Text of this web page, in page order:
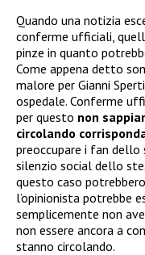
Quando una notizia
conferme ufficiali,
pinze in quanto
Come appena detto
malore per Gianni
ospedale. Conferme
per questo non
circolando
preoccupare i fan
silenzio social dello
questo caso
l’opinionista potrebbe
semplicemente non
non essere ancora a
stanno circolando.